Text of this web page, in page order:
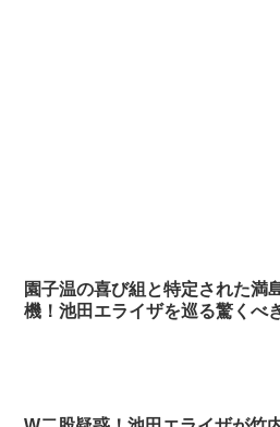
園子温の喜び組と特定された満
機！池田エライザを巡る驚くべ